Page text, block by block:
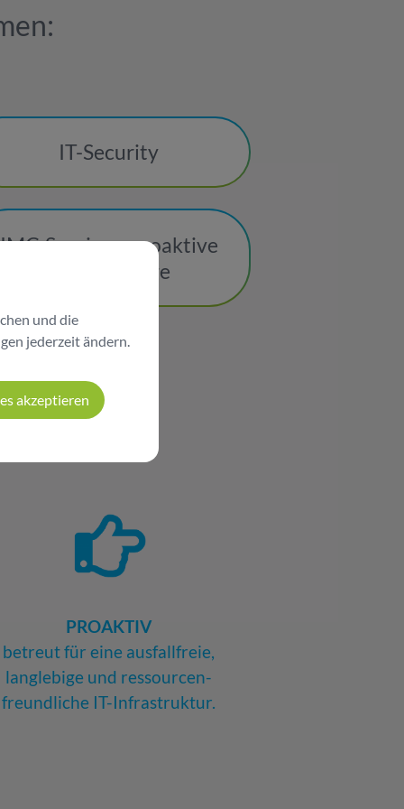
IT-Security
IMC-Services: proaktive
Systempflege
PROAKTIV
betreut für eine ausfallfreie,
langlebige und ressourcen-
freundliche IT-Infrastruktur.
und die
jederzeit ändern.
akzeptieren